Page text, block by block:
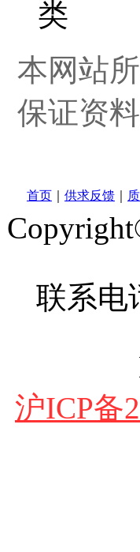
本网站
保证资
首页 供求反馈
联系电
沪ICP备